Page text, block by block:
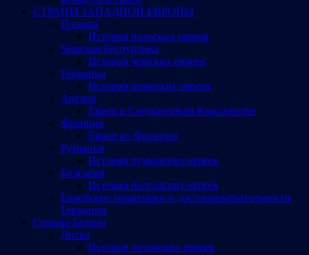
СТРАНЫ ЗАПАДНОЙ ЕВРОПЫ
Польша
История польских евреев
Чешская Республика
История чешских евреев
Германия
История немецких евреев
Англия
Евреи в Соединенном Королевстве
Франция
Евреи во Франции
Румыния
История румынских евреев
Болгария
История болгарских евреев
Еврейские памятники и достопримечательности
Германии
Страны Балтии
Литва
История литовских евреев